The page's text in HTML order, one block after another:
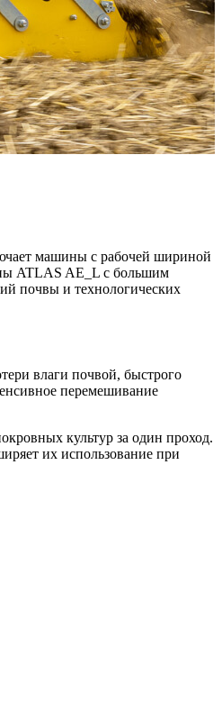
машины с рабочей шириной
ATLAS AE_L с большим
почвы и технологических
влаги почвой, быстрого
перемешивание
культур за один проход.
их использование при